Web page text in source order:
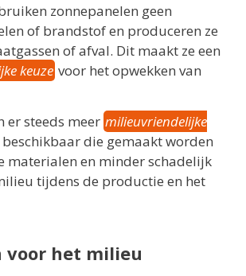
zonnepanelen geen
of brandstof en produceren ze
of afval. Dit maakt ze een
keuze voor het opwekken van
er steeds meer milieuvriendelijke
beschikbaar die gemaakt worden
materialen en minder schadelijk
tijdens de productie en het
voor het milieu